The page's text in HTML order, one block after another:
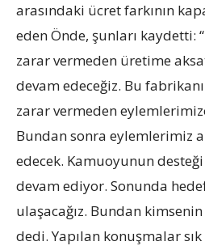
arasındaki ücret farkının
eden Önde, şunları kaydetti:
zarar vermeden üretime
devam edeceğiz. Bu
zarar vermeden
Bundan sonra eylemlerimiz
edecek. Kamuoyunun
devam ediyor. Sonunda
ulaşacağız. Bundan
dedi. Yapılan konuşmalar